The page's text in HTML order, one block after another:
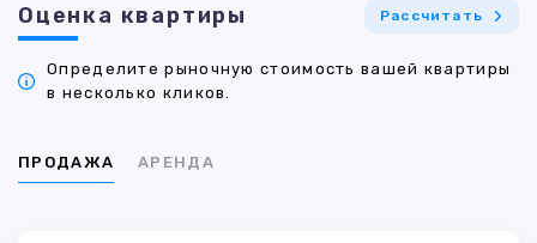
Оценка квартиры Рассчитать
Определите рыночную стоимость вашей квартиры
в несколько кликов.
ПРОДАЖА АРЕНДА